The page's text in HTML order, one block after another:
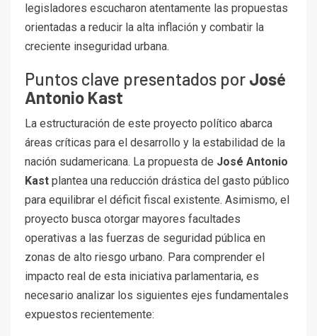
legisladores escucharon atentamente las propuestas
orientadas a reducir la alta inflación y combatir la
creciente inseguridad urbana.
Puntos clave presentados por José
Antonio Kast
La estructuración de este proyecto político abarca
áreas críticas para el desarrollo y la estabilidad de la
nación sudamericana. La propuesta de José Antonio
Kast plantea una reducción drástica del gasto público
para equilibrar el déficit fiscal existente. Asimismo, el
proyecto busca otorgar mayores facultades
operativas a las fuerzas de seguridad pública en
zonas de alto riesgo urbano. Para comprender el
impacto real de esta iniciativa parlamentaria, es
necesario analizar los siguientes ejes fundamentales
expuestos recientemente: